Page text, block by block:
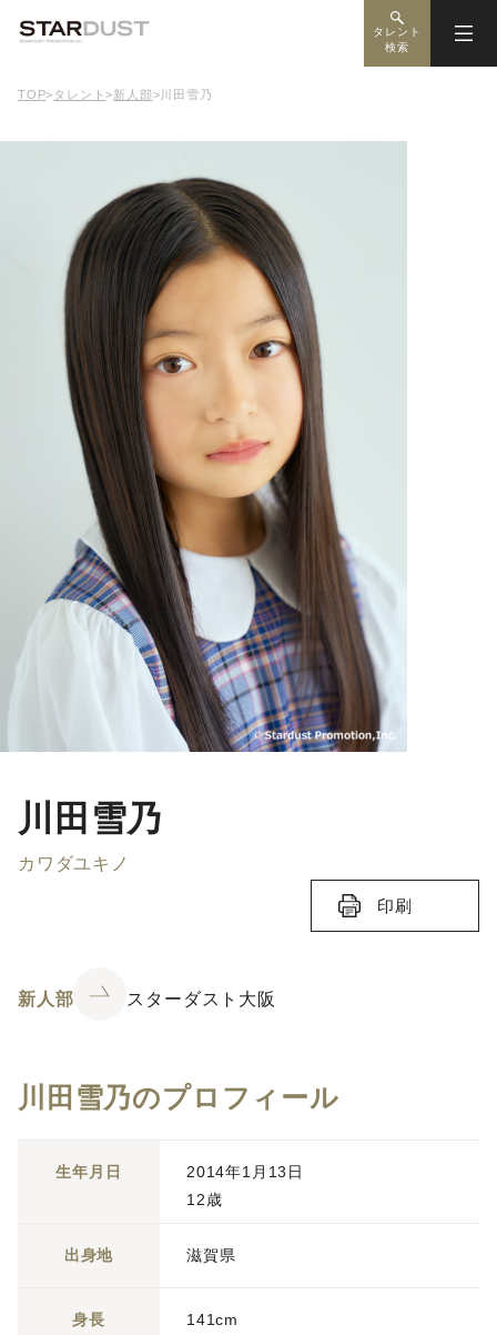
タレント
検索
TOP> タレント>新人部> 川田雪乃
川田雪乃
カワダユキノ
印刷
新人部 スターダスト大阪
川田雪乃のプロフィール
生年月日
2014年1月13日
12歳
出身地 滋賀県
身長 141cm